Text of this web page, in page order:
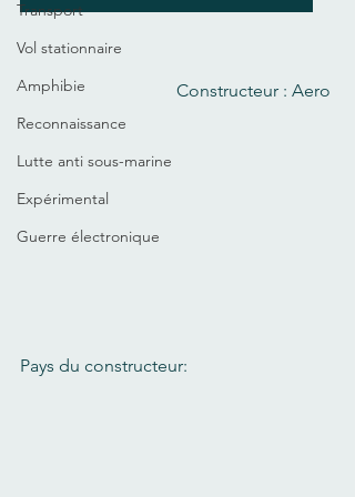
Transport
Vol stationnaire
Amphibie
Reconnaissance
Lutte anti sous-marine
Expérimental
Guerre électronique
Constructeur : Aero
Pays du constructeur: